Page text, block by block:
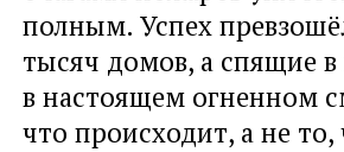
полным. Успех
тысяч домов, а спящие
в настоящем огненном
что происходит, а не то,